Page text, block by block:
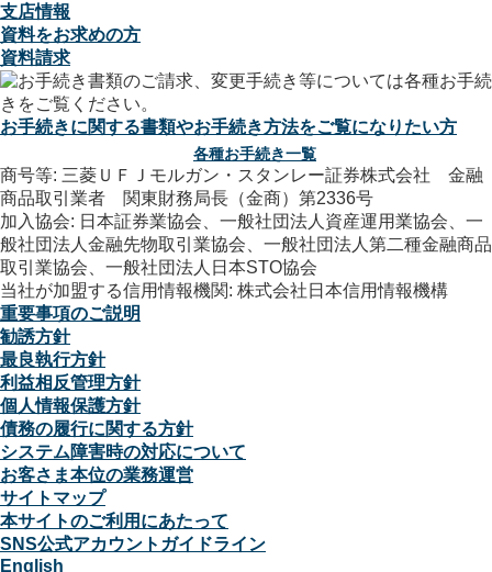
支店情報
資料をお求めの方
資料請求
お手続きに関する書類やお手続き方法をご覧になりたい方
各種お手続き一覧
商号等: 三菱ＵＦＪモルガン・スタンレー証券株式会社 金融
商品取引業者 関東財務局長（金商）第2336号
加入協会: 日本証券業協会、一般社団法人資産運用業協会、一
般社団法人金融先物取引業協会、一般社団法人第二種金融商品
取引業協会、一般社団法人日本STO協会
当社が加盟する信用情報機関: 株式会社日本信用情報機構
重要事項のご説明
勧誘方針
最良執行方針
利益相反管理方針
個人情報保護方針
債務の履行に関する方針
システム障害時の対応について
お客さま本位の業務運営
サイトマップ
本サイトのご利用にあたって
SNS公式アカウントガイドライン
English